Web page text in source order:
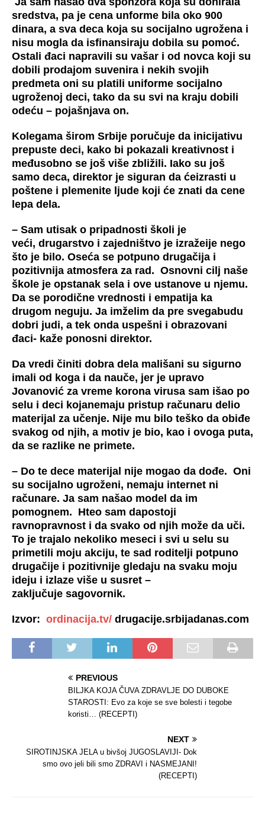
sredstva, pa je cena unforme bila oko 900
dinara, a sva deca koja su socijalno ugrožena i
nisu mogla da isfinansiraju dobila su pomoć.
Ostali đaci napravili su vašar i od novca koji su
dobili prodajom suvenira i nekih svojih
predmeta oni su platili uniforme socijalno
ugroženoj deci, tako da su svi na kraju dobili
odeću – pojašnjava on.
Kolegama širom Srbije poručuje da inicijativu
prepuste deci, kako bi pokazali kreativnost i
međusobno se još više zbližili. Iako su još
samo deca, direktor je siguran da ćeizrasti u
poštene i plemenite ljude koji će znati da cene
lepa dela.
– Sam utisak o pripadnosti školi je
veći, drugarstvo i zajedništvo je izražeije nego
što je bilo. Oseća se potpuno drugačija i
pozitivnija atmosfera za rad. Osnovni cilj naše
škole je opstanak sela i ove ustanove u njemu.
Da se porodične vrednosti i empatija ka
drugom neguju. Ja imželim da pre svegabudu
dobri judi, a tek onda uspešni i obrazovani
đaci- kaže ponosni direktor.
Da vredi činiti dobra dela mališani su sigurno
imali od koga i da nauče, jer je upravo
Jovanović za vreme korona virusa sam išao po
selu i deci kojanemaju pristup računaru delio
materijal za učenje. Nije mu bilo teško da obiđe
svakog od njih, a motiv je bio, kao i ovoga puta,
da se razlike ne primete.
– Do te dece materijal nije mogao da dođe. Oni
su socijalno ugroženi, nemaju internet ni
računare. Ja sam našao model da im
pomognem. Hteo sam dapostoji
ravnopravnost i da svako od njih može da uči.
To je trajalo nekoliko meseci i svi u selu su
primetili moju akciju, te sad roditelji potpuno
drugačije i pozitivnije gledaju na svaku moju
ideju i izlaze više u susret –
zaključuje sagovornik.
Izvor: ordinacija.tv/ drugacije.srbijadanas.com
PREVIOUS
BILJKA KOJA ČUVA ZDRAVLJE DO DUBOKE
STAROSTI: Evo za koje se sve bolesti i tegobe
koristi… (RECEPTI)
NEXT
SIROTINJSKA JELA u bivšoj JUGOSLAVIJI- Dok
smo ovo jeli bili smo ZDRAVI i NASMEJANI!
(RECEPTI)